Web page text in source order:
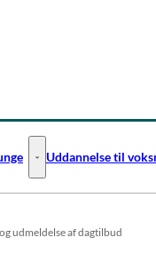
Uddannelse til unge -
Uddannelse til
udmeldelse af dagtilbud